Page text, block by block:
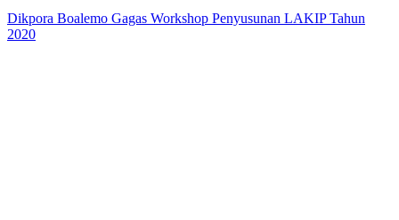
Dikpora Boalemo Gagas Workshop Penyusunan LAKIP Tahun
2020